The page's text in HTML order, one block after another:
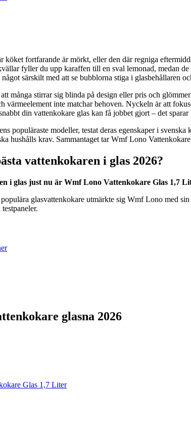
fortfarande är mörkt, eller den där regniga
fyller du upp karaffen till en sval lemonad, medan
särskilt med att se bubblorna stiga i glasbehållaren
många stirrar sig blinda på design eller pris och
värmeelement inte matchar behoven. Nyckeln är att
din vattenkokare glas kan få jobbet gjort – det
populäraste modeller, testat deras egenskaper i
hushålls krav. Sammantaget tar Wmf Lono
vattenkokaren i glas 2026?
i glas just nu är Wmf Lono Vattenkokare Glas 1,7
glasvattenkokare utmärkte sig Wmf Lono med
glasna 2026
Glas 1,7 Liter